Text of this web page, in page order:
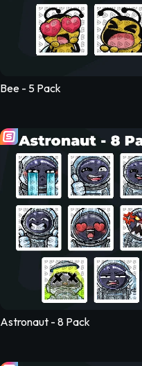
Dark Wolf - 8 Pack
Grizzly Bear - 5 Pack
Bee - 5 Pack
Astronaut - 8 Pack